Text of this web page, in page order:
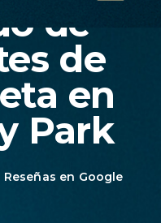
de
de
en
Park
Reseñas en Google